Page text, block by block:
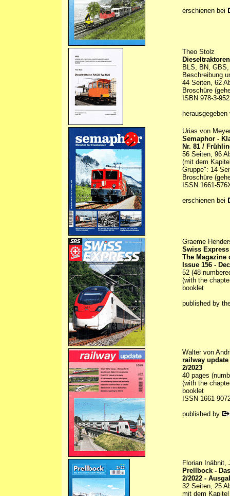
erschienen bei
Theo Stolz
BLS, BN,
Beschreibung
44 Seiten, 62
Broschüre
ISBN 978-3-
Urias von
Semaphor -
Nr. 81 /
56 Seiten, 96
(mit dem
Gruppe": 14
Broschüre
ISSN 1661-
erschienen bei
Graeme
Swiss Express
The Magazine
Issue 156 -
52 (48
(with the
booklet
published by
Walter von
railway update
2/2023
40 pages
(with the
booklet
ISSN 1661-
published by
Florian Inäbnit,
Prellbock -
2/2022 -
32 Seiten, 25
mit dem